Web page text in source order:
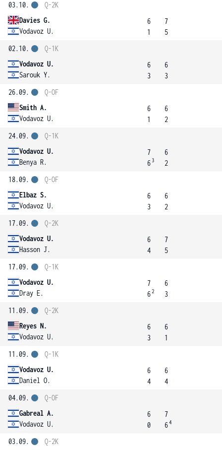
03.10.
Davies G.
Vodavoz U.
Q-2K
6
1
7
5
02.10.
Vodavoz U.
Sarouk Y.
Q-1K
6
3
6
3
26.09.
Smith A.
Vodavoz U.
Q-OF
6
1
6
2
24.09.
Vodavoz U.
Benya R.
Q-1K
7
6 3
6
2
18.09.
Elbaz S.
Vodavoz U.
Q-OF
6
3
6
2
17.09.
Vodavoz U.
Hasson J.
Q-2K
6
4
7
5
17.09.
Vodavoz U.
Dray E.
Q-1K
7
62
6
3
11.09.
Reyes N.
Vodavoz U.
Q-2K
6
3
6
1
11.09.
Vodavoz U.
Daniel O.
Q-1K
6
4
6
4
04.09.
Gabreal A.
Vodavoz U.
Q-OF
6
0
7
64
03.09. Q-2K